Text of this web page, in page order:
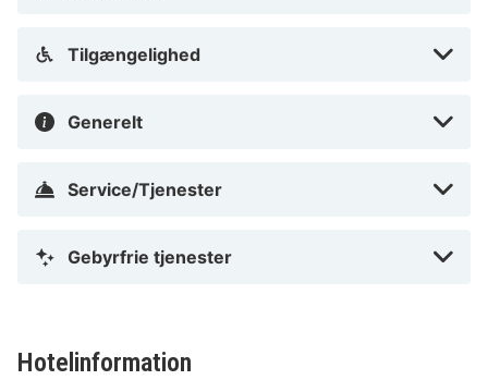
Tilgængelighed
Generelt
Service/Tjenester
Gebyrfrie tjenester
Hotelinformation